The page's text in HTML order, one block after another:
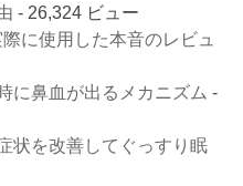
- 26,324 ビュー
に使用した本音のレビュ
に鼻血が出るメカニズム -
状を改善してぐっすり眠